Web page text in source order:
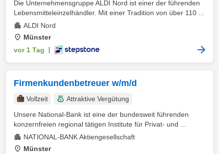
Die Unternehmensgruppe ALDI Nord ist einer der führenden
Lebensmitteleinzelhändler. Mit einer Tradition von über 110 ...
ALDI Nord
Münster
vor 1 Tag
Firmenkundenbetreuer w/m/d
Vollzeit
Attraktive Vergütung
Unsere National-Bank ist eine der bundesweit führenden
konzernfreien regional tätigen Institute für Privat- und ...
NATIONAL-BANK Aktiengesellschaft
Münster